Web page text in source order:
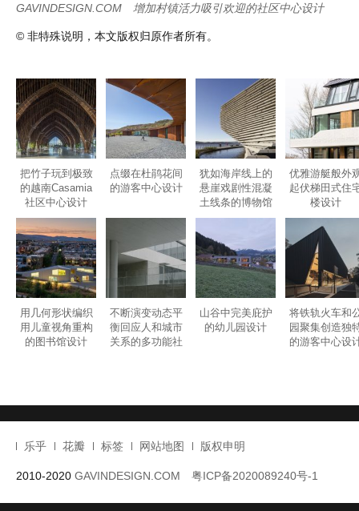
GAVINDESIGN.COM 增加村镇活力吸引欢迎的社区中心设计
© 非特殊说明，本文版权归原作者所有。
把竹子玩到极致
的越南Casamia
社区中心设计
点缀在杜鹃花间
的游客中心设计
犹如海岸线上的
悬崖戏剧性混凝
土线条的博物馆
设计
优雅游艇般外
起伏梯田式住
楼设计
用几何形状编织
用儿童视角重构
的图书馆设计
不断演变动态平
衡回应人和城市
关系的多功能社
山谷中完美庇护
的幼儿园设计
将铁轨火车和
园聚集创造独
的游客中心设
乐乎 花瓣 标签 网站地图 版权申明
2010-2020 GAVINDESIGN.COM 粤ICP备2020089240号-1